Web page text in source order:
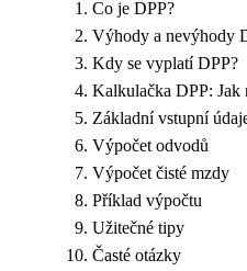
Co je DPP?
Výhody a nevýhody
Kdy se vyplatí DPP?
Kalkulačka DPP: Jak
Základní vstupní
Výpočet odvodů
Výpočet čisté mzdy
Příklad výpočtu
Užitečné tipy
Časté otázky